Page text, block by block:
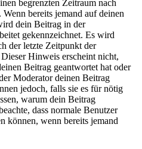
begrenzten Zeitraum nach
bereits jemand auf deinen
dein Beitrag in der
gekennzeichnet. Es wird
der letzte Zeitpunkt der
Hinweis erscheint nicht,
Beitrag geantwortet hat oder
Moderator deinen Beitrag
jedoch, falls sie es für nötig
warum dein Beitrag
dass normale Benutzer
können, wenn bereits jemand